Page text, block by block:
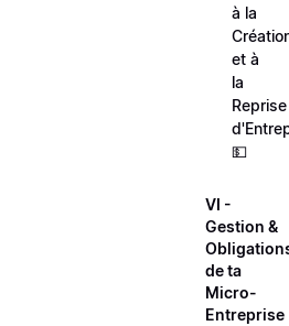
à la
et à
la
Reprise
💵
VI -
Gestion &
de ta
Micro-
Entreprise